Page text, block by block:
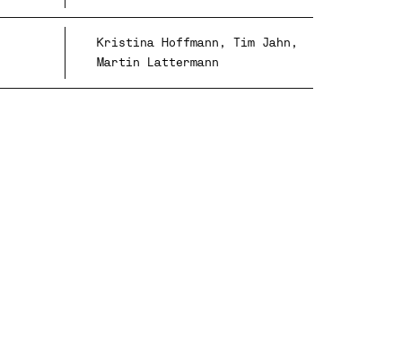
Kristina Hoffmann, Tim Jahn,
Martin Lattermann